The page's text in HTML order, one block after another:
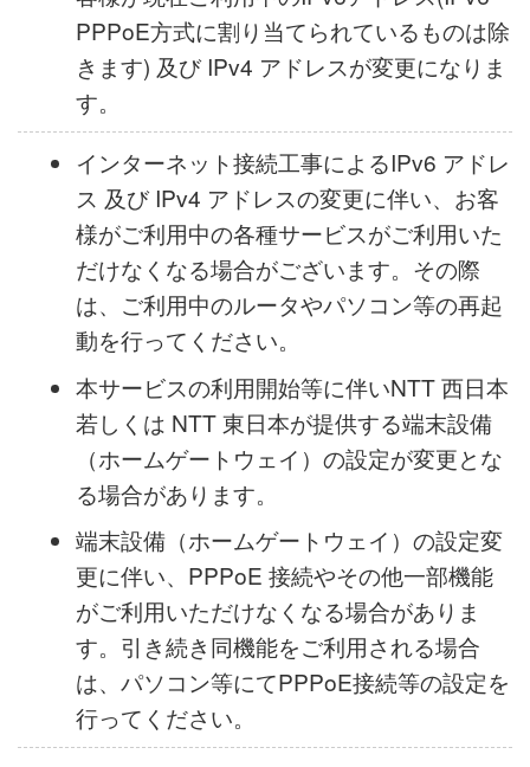
または NTT 東日本による工事に際し、お
客様が現在ご利用中のIPv6アドレス(IPv6
PPPoE方式に割り当てられているものは除
きます) 及び IPv4 アドレスが変更になりま
す。
インターネット接続工事によるIPv6 アドレ
ス 及び IPv4 アドレスの変更に伴い、お客
様がご利用中の各種サービスがご利用いた
だけなくなる場合がございます。その際
は、ご利用中のルータやパソコン等の再起
動を行ってください。
本サービスの利用開始等に伴いNTT 西日本
若しくは NTT 東日本が提供する端末設備
（ホームゲートウェイ）の設定が変更とな
る場合があります。
端末設備（ホームゲートウェイ）の設定変
更に伴い、PPPoE 接続やその他一部機能
がご利用いただけなくなる場合がありま
す。引き続き同機能をご利用される場合
は、パソコン等にてPPPoE接続等の設定を